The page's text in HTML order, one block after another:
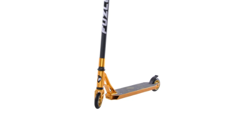
GALÉRIA OD ZÁKAZNÍKOV